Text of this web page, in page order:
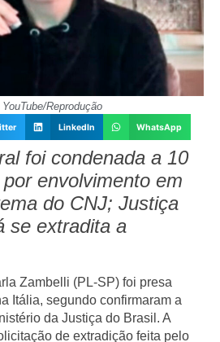
Reprodução
LinkedIn WhatsApp
foi condenada a 10
envolvimento em
do CNJ; Justiça
se extradita a
Zambelli (PL-SP) foi presa
Itália, segundo confirmaram a
da Justiça do Brasil. A
de extradição feita pelo